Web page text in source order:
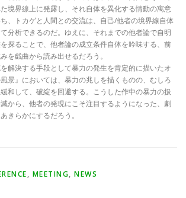
境界線上に発露し、それ自体を異化する情動の寓意
、トカゲと人間との交流は、自己/他者の境界線自体
分析できるのだ。ゆえに、それまでの他者論で自明
探ることで、他者論の成立条件自体を吟味する、前
を戯曲から読み出せるだろう。
解決する手段として暴力の発生を肯定的に描いたオ
景』においては、暴力の兆しを描くものの、むしろ
和して、破綻を回避する。こうした作中の暴力の扱
から、他者の発現にこそ注目するようになった、劇
きらかにするだろう。
, MEETING, NEWS